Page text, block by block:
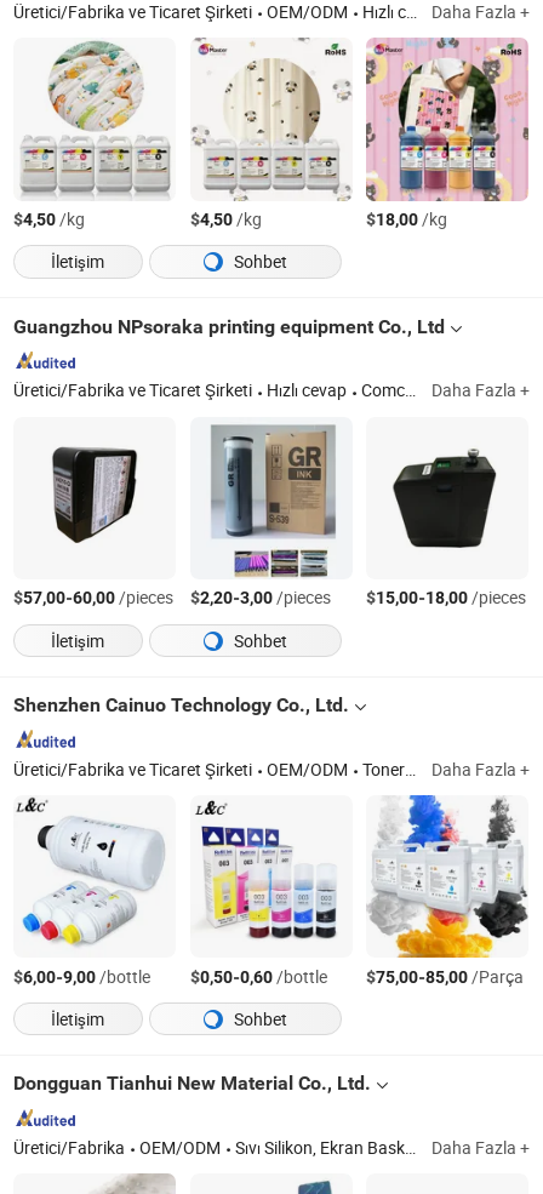
Üretici/Fabrika ve Ticaret Şirketi
OEM/ODM Hızlı cevap Daha Fazla +
$4,50/kg $4,50/kg $18,00/kg
İletişim
Sohbet
Guangzhou NPsoraka printing equipment Co., Ltd
Üretici/Fabrika ve Ticaret Şirketi Hızlı cevap Comcolor Tüketim Parçaları Yazıcı, Tarih Kodu Tüketim Parçaları, Geniş İş Gücü Mürekkep Kartuşu, Kopyalayıcı Tüketim Parçaları, Dtf Mürekkep ve Film Tozu Daha Fazla +
$57,00-60,00/pieces $2,20-3,00/pieces $15,00-18,00/pieces
İletişim
Sohbet
Shenzhen Cainuo Technology Co., Ltd.
Üretici/Fabrika ve Ticaret Şirketi OEM/ODM Toner Kartuşu; Baskı Mürekkebi; Baskı Kağıdı Daha Fazla +
$6,00-9,00/bottle $0,50-0,60/bottle $75,00-85,00/Parça
İletişim
Sohbet
Dongguan Tianhui New Material Co., Ltd.
Üretici/Fabrika OEM/ODM Sıvı Silikon, Ekran Baskı Silikonu, Kabartma Baskı Silikonu Daha Fazla +